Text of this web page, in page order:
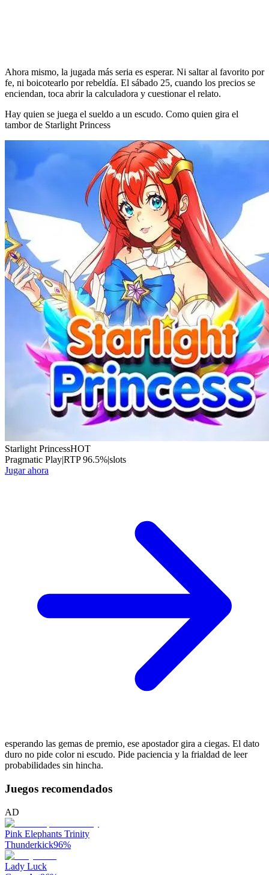
Ahora mismo, la jugada más seria es esperar. Ni saltar al favorito por
fe, ni boicotearlo por rebeldía. El sábado 25, cuando los precios se
enciendan, toca abrir la calculadora y cuestionar el relato.
Hay quien se juega el sueldo a un escudo. Como quien gira el
tambor de Starlight Princess
Starlight PrincessHOT
Pragmatic Play|RTP96.5%|slots
Jugar ahora
esperando las gemas de premio, ese apostador gira a ciegas. El dato
duro no pide color ni escudo. Pide paciencia y la frialdad de leer
probabilidades sin hincha.
Juegos recomendados
AD
Pink Elephants Trinity
Thunderkick96%
Lady Luck